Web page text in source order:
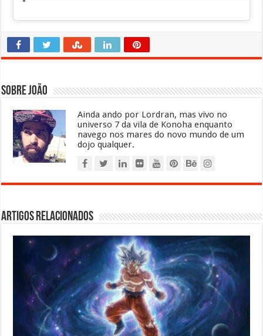
Sobre João
Ainda ando por Lordran, mas vivo no
universo 7 da vila de Konoha enquanto
navego nos mares do novo mundo de um
dojo qualquer.
Artigos relacionados